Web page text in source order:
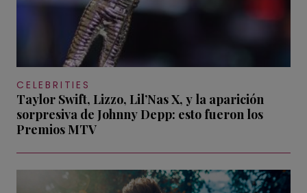
CELEBRITIES
Taylor Swift, Lizzo, Lil’Nas X, y la aparición
sorpresiva de Johnny Depp: esto fueron los
Premios MTV